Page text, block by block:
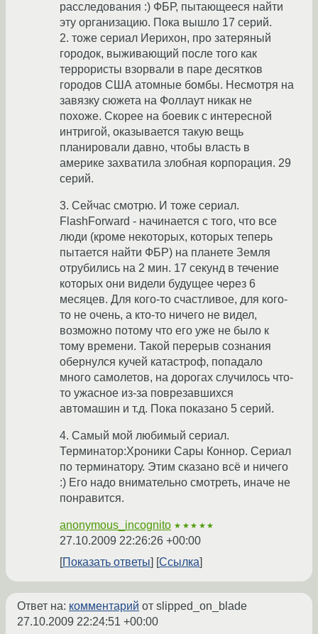
расследования :) ФБР, пытающееся найти
эту организацию. Пока вышло 17 серий.
2. тоже сериал Иерихон, про затеряный
городок, выживающий после того как
террористы взорвали в паре десятков
городов США атомные бомбы. Несмотря на
завязку сюжета на Фоллаут никак не
похоже. Скорее на боевик с интересной
интригой, оказывается такую вещь
планировали давно, чтобы власть в
америке захватила злобная корпорация. 29
серий.
3. Сейчас смотрю. И тоже сериал.
FlashForward - начинается с того, что все
люди (кроме некоторых, которых теперь
пытается найти ФБР) на планете Земля
отрубились на 2 мин. 17 секунд в течение
которых они видели будущее через 6
месяцев. Для кого-то счастливое, для кого-
то не очень, а кто-то ничего не видел,
возможно потому что его уже не было к
тому времени. Такой перерыв сознания
обернулся кучей катастроф, попадало
много самолетов, на дорогах случилось что-
то ужасное из-за поврезавшихся
автомашин и т.д. Пока показано 5 серий.
4. Самый мой любимый сериал.
Терминатор:Хроники Сары Коннор. Сериал
по терминатору. Этим сказано всё и ничего
:) Его надо внимательно смотреть, иначе не
понравится.
anonymous_incognito ★★★★★
27.10.2009 22:26:26 +00:00
Показать ответы
Ссылка
Ответ на: комментарий от slipped_on_blade
27.10.2009 22:24:51 +00:00